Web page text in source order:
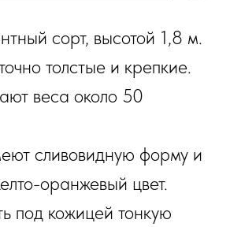
сорт, высотой 1,8 м.
толстые и крепкие.
веса около 50
сливовидную форму и
оранжевый цвет.
под кожицей тонкую